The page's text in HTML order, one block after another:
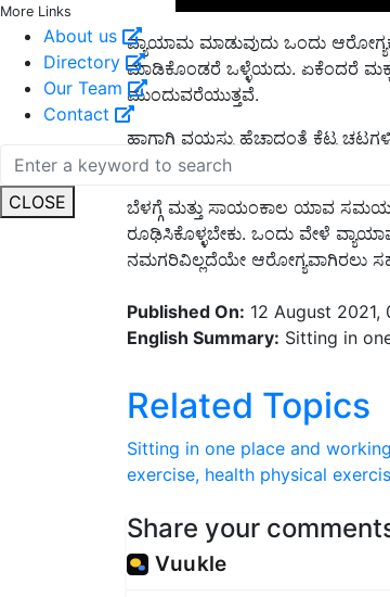
More Links
About us
Directory
Our Team
Contact
CLOSE
ವ್ಯಾಯಾಮ ಮಾಡುವುದು ಒಂದು
ಮಾಡಿಕೊಂಡರೆ ಒಳ್ಳೆಯದು. ಏಕೆಂದರೆ
ಮುಂದುವರೆಯುತ್ತವೆ.
ಹಾಗಾಗಿ ವಯಸ್ಸು ಹೆಚ್ಚಾದಂತೆ ಕೆಟ್ಟ
ಆರೋಗ್ಯ ಮತ್ತು ಆಯಸ್ಸು ಎರಡೂ ವೃದ್ಧಿ
ರೂಢಿಸಿಕೊಳ್ಳಬೇಕು. ಒಂದು ವೇಳೆ
ನಮಗರಿವಿಲ್ಲದೆಯೇ ಆರೋಗ್ಯವಾಗಿರಲು
English Summary:Sitting in
Sitting in one place and
exercise, health physical